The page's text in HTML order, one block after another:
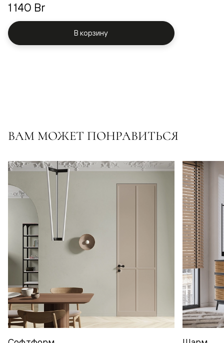
1 140 Br
В корзину
ВАМ МОЖЕТ ПОНРАВИТЬСЯ